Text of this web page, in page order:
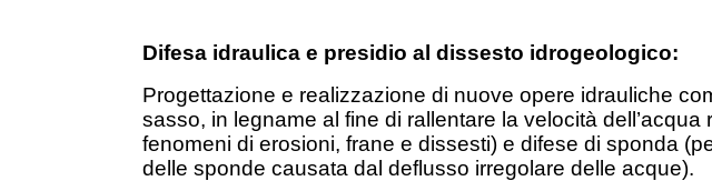
Difesa idraulica e presidio al dissesto idrogeologico:
Progettazione e realizzazione di nuove opere idrauliche
sasso, in legname al fine di rallentare la velocità
fenomeni di erosioni, frane e dissesti) e difese di sponda
delle sponde causata dal deflusso irregolare delle acque).